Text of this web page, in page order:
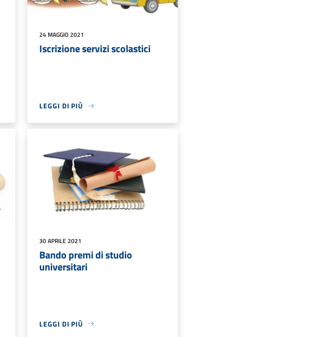
24 MAGGIO 2021
Iscrizione servizi scolastici
LEGGI DI PIÙ
30 APRILE 2021
Bando premi di studio
universitari
LEGGI DI PIÙ